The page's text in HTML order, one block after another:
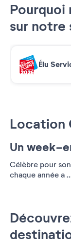
Location
Un week-
Célèbre pour
chaque année a
sur notre
Élu